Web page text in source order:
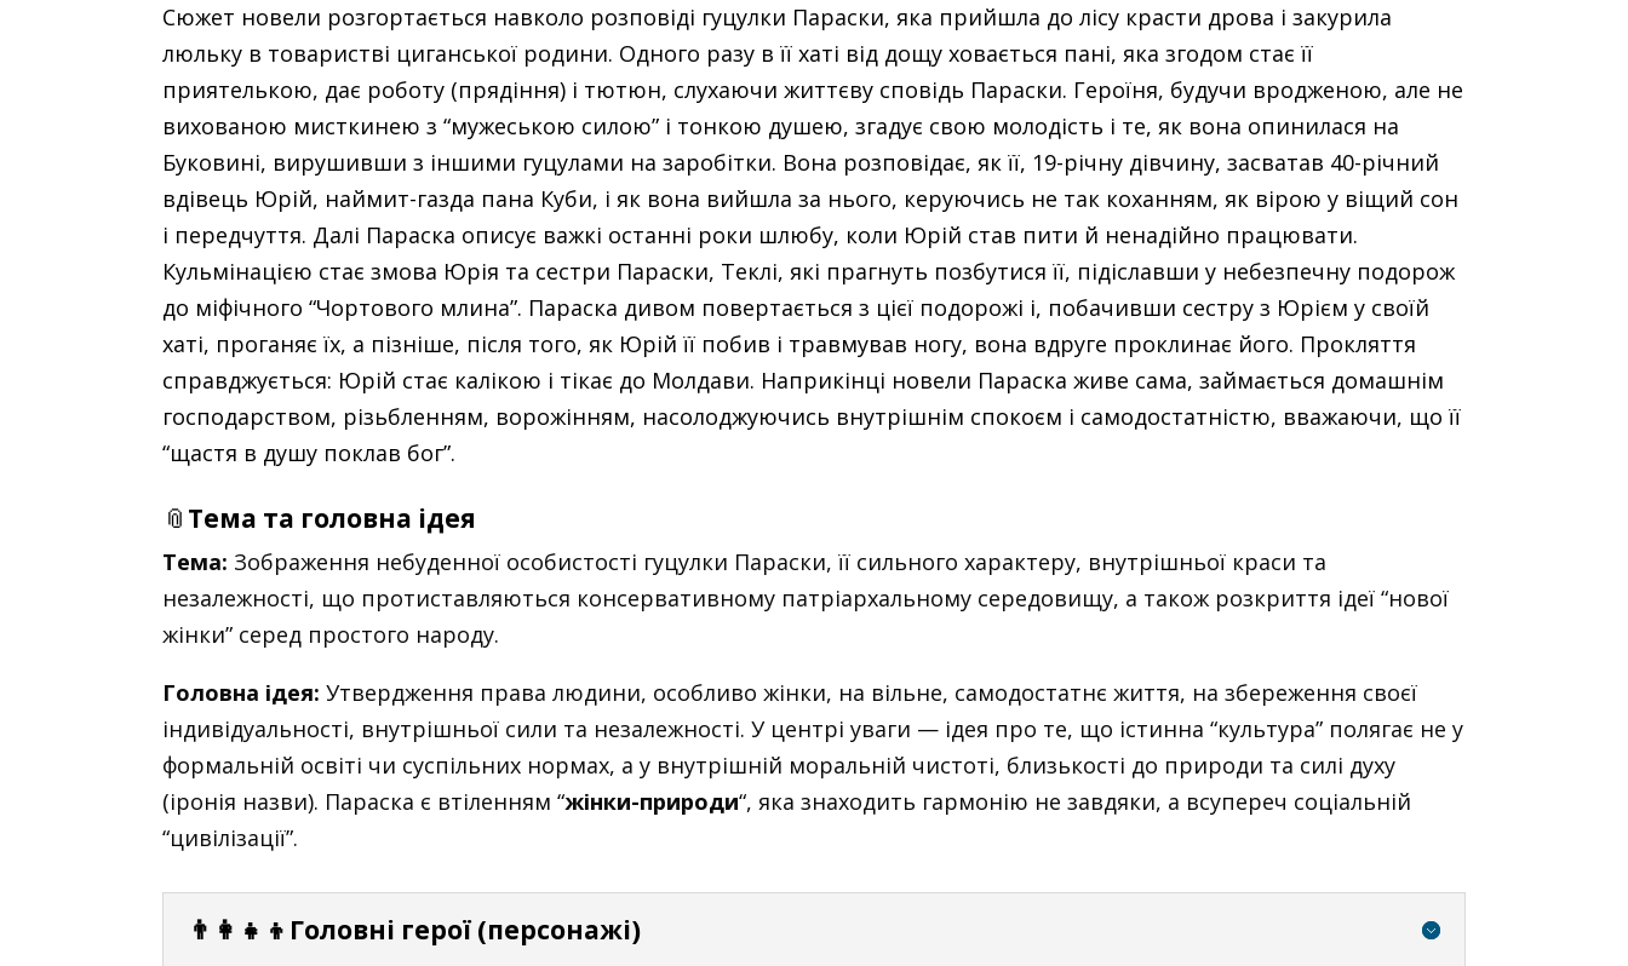
Сюжет новели розгортається навколо розповіді гуцулки Параски, яка прийшла до лісу красти дрова і закурила
люльку в товаристві циганської родини. Одного разу в її хаті від дощу ховається пані, яка згодом стає її
приятелькою, дає роботу (прядіння) і тютюн, слухаючи життєву сповідь Параски. Героїня, будучи вродженою, але не
вихованою мисткинею з “мужеською силою” і тонкою душею, згадує свою молодість і те, як вона опинилася на
Буковині, вирушивши з іншими гуцулами на заробітки. Вона розповідає, як її, 19-річну дівчину, засватав 40-річний
вдівець Юрій, наймит-газда пана Куби, і як вона вийшла за нього, керуючись не так коханням, як вірою у віщий сон
і передчуття. Далі Параска описує важкі останні роки шлюбу, коли Юрій став пити й ненадійно працювати.
Кульмінацією стає змова Юрія та сестри Параски, Теклі, які прагнуть позбутися її, підіславши у небезпечну подорож
до міфічного “Чортового млина”. Параска дивом повертається з цієї подорожі і, побачивши сестру з Юрієм у своїй
хаті, проганяє їх, а пізніше, після того, як Юрій її побив і травмував ногу, вона вдруге проклинає його. Прокляття
справджується: Юрій стає калікою і тікає до Молдави. Наприкінці новели Параска живе сама, займається домашнім
господарством, різьбленням, ворожінням, насолоджуючись внутрішнім спокоєм і самодостатністю, вважаючи, що її
“щастя в душу поклав бог”.
📎 Тема та головна ідея
Тема: Зображення небуденної особистості гуцулки Параски, її сильного характеру, внутрішньої краси та
незалежності, що протиставляються консервативному патріархальному середовищу, а також розкриття ідеї “нової
жінки” серед простого народу.
Головна ідея: Утвердження права людини, особливо жінки, на вільне, самодостатнє життя, на збереження своєї
індивідуальності, внутрішньої сили та незалежності. У центрі уваги — ідея про те, що істинна “культура” полягає не у
формальній освіті чи суспільних нормах, а у внутрішній моральній чистоті, близькості до природи та силі духу
(іронія назви). Параска є втіленням “жінки-природи“, яка знаходить гармонію не завдяки, а всупереч соціальній
“цивілізації”.
👨‍👩‍👧‍👦Головні герої (персонажі)